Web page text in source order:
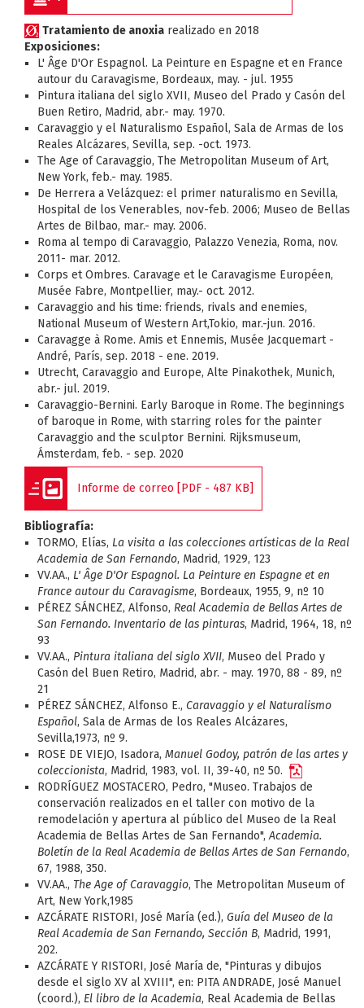
Tratamiento de anoxia realizado en 2018
Exposiciones:
L' Âge D'Or Espagnol. La Peinture en Espagne et en France
autour du Caravagisme, Bordeaux, may. - jul. 1955
Pintura italiana del siglo XVII, Museo del Prado y Casón del
Buen Retiro, Madrid, abr.- may. 1970.
Caravaggio y el Naturalismo Español, Sala de Armas de los
Reales Alcázares, Sevilla, sep. -oct. 1973.
The Age of Caravaggio, The Metropolitan Museum of Art,
New York, feb.- may. 1985.
De Herrera a Velázquez: el primer naturalismo en Sevilla,
Hospital de los Venerables, nov-feb. 2006; Museo de Bellas
Artes de Bilbao, mar.- may. 2006.
Roma al tempo di Caravaggio, Palazzo Venezia, Roma, nov.
2011- mar. 2012.
Corps et Ombres. Caravage et le Caravagisme Européen,
Musée Fabre, Montpellier, may.- oct. 2012.
Caravaggio and his time: friends, rivals and enemies,
National Museum of Western Art,Tokio, mar.-jun. 2016.
Caravagge à Rome. Amis et Ennemis, Musée Jacquemart -
André, París, sep. 2018 - ene. 2019.
Utrecht, Caravaggio and Europe, Alte Pinakothek, Munich,
abr.- jul. 2019.
Caravaggio-Bernini. Early Baroque in Rome. The beginnings
of baroque in Rome, with starring roles for the painter
Caravaggio and the sculptor Bernini. Rijksmuseum,
Ámsterdam, feb. - sep. 2020
Informe de correo [PDF - 487 KB]
Bibliografía:
TORMO, Elías, La visita a las colecciones artísticas de la Real
Academia de San Fernando, Madrid, 1929, 123
VV.AA., L' Âge D'Or Espagnol. La Peinture en Espagne et en
France autour du Caravagisme, Bordeaux, 1955, 9, nº 10
PÉREZ SÁNCHEZ, Alfonso, Real Academia de Bellas Artes de
San Fernando. Inventario de las pinturas, Madrid, 1964, 18, nº
93
VV.AA., Pintura italiana del siglo XVII, Museo del Prado y
Casón del Buen Retiro, Madrid, abr. - may. 1970, 88 - 89, nº
21
PÉREZ SÁNCHEZ, Alfonso E., Caravaggio y el Naturalismo
Español, Sala de Armas de los Reales Alcázares,
Sevilla,1973, nº 9.
ROSE DE VIEJO, Isadora, Manuel Godoy, patrón de las artes y
coleccionista, Madrid, 1983, vol. II, 39-40, nº 50.
RODRÍGUEZ MOSTACERO, Pedro, "Museo. Trabajos de
conservación realizados en el taller con motivo de la
remodelación y apertura al público del Museo de la Real
Academia de Bellas Artes de San Fernando",Academia.
Boletín de la Real Academia de Bellas Artes de San Fernando,
67, 1988, 350.
VV.AA., The Age of Caravaggio, The Metropolitan Museum of
Art, New York,1985
AZCÁRATE RISTORI, José María (ed.), Guía del Museo de la
Real Academia de San Fernando, Sección B, Madrid, 1991,
202.
AZCÁRATE Y RISTORI, José María de, "Pinturas y dibujos
desde el siglo XV al XVIII", en: PITA ANDRADE, José Manuel
(coord.), El libro de la Academia, Real Academia de Bellas